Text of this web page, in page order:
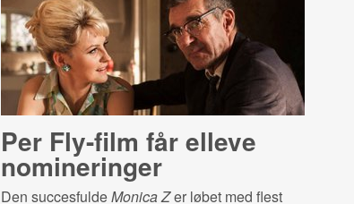
Per Fly-film får elleve
nomineringer
Den succesfuldeMonica Zer løbet med flest